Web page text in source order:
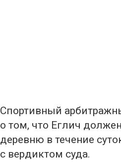
Спортивный
о том, что Еглич
деревню в течение
с вердиктом суда.